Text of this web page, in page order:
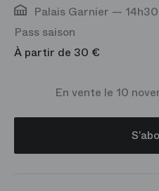
Palais Garnier — 14h30
Pass saison
À partir de 30 €
En vente le 10